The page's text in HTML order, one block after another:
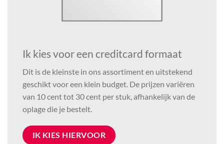
Ik kies voor een creditcard formaat
Dit is de kleinste in ons assortiment en uitstekend
geschikt voor een klein budget. De prijzen variëren
van 10 cent tot 30 cent per stuk, afhankelijk van de
oplage die je bestelt.
IK KIES HIERVOOR